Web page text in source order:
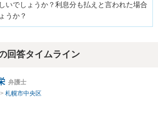
いでしょうか？利息分も払えと言われた場合
回答タイムライン
弁護士
> 札幌市中央区